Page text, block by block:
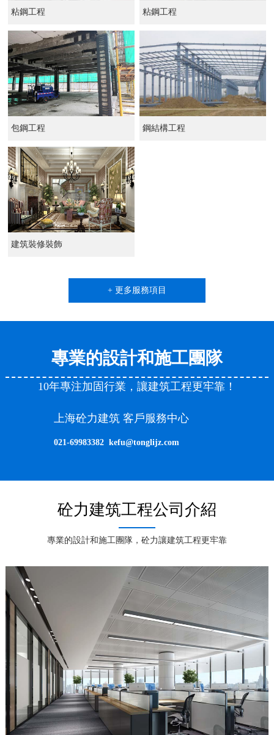
粘鋼工程 粘鋼工程
包鋼工程 鋼結構工程
建筑裝修裝飾
+ 更多服務項目
專業的設計和施工團隊
10年專注加固行業，讓建筑工程更牢靠！
上海砼力建筑 客戶服務中心
021-69983382 kefu@tonglijz.com
砼力建筑工程公司介紹
專業的設計和施工團隊，砼力讓建筑工程更牢靠